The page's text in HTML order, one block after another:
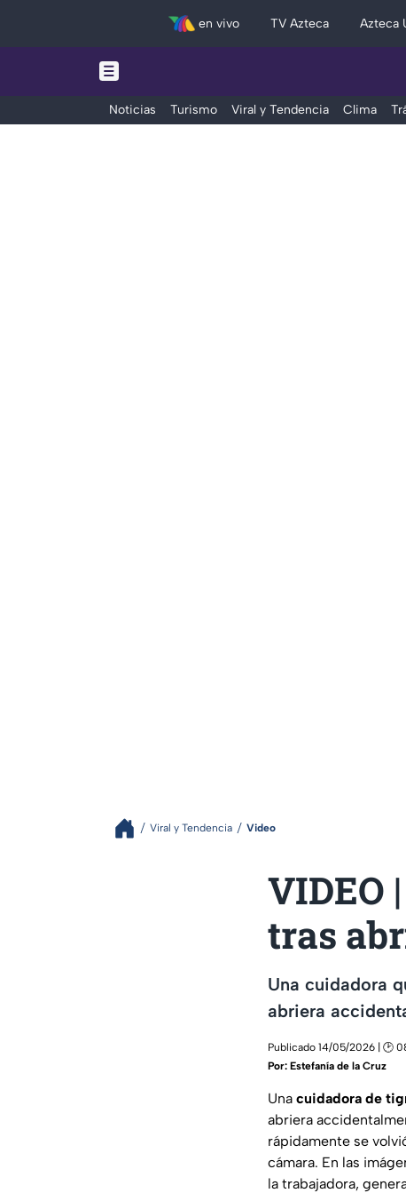
en vivo TV Azteca Azteca
Noticias Turismo Viral y Tendencia Clima
Viral y Tendencia Video
VIDEO
tras
Una cuidadora
abriera
Publicado 14/05/2026 | 🕑
Por: Estefanía de la Cruz
Una cuidadora de
abriera
rápidamente se
cámara. En las
la trabajadora,